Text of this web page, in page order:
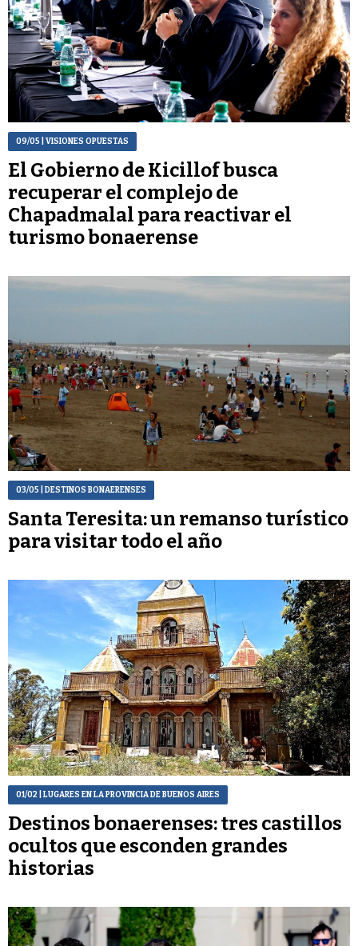
09/05 | VISIONES OPUESTAS
El Gobierno de Kicillof busca
recuperar el complejo de
Chapadmalal para reactivar el
turismo bonaerense
03/05 | DESTINOS BONAERENSES
Santa Teresita: un remanso turístico
para visitar todo el año
01/02 | LUGARES EN LA PROVINCIA DE BUENOS AIRES
Destinos bonaerenses: tres castillos
ocultos que esconden grandes
historias